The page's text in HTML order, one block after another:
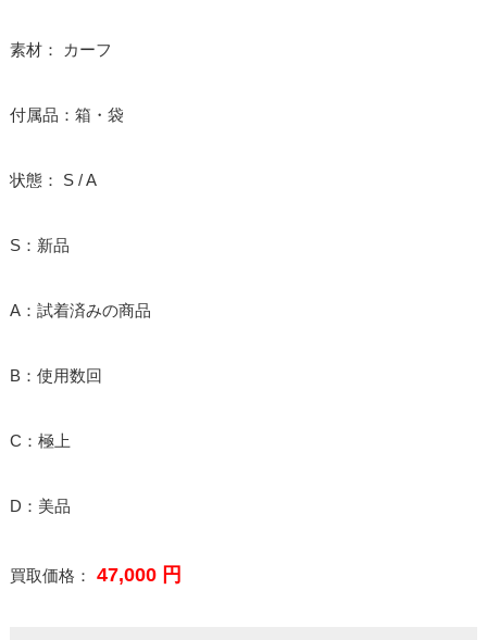
素材： カーフ
付属品：箱・袋
状態： S / A
S：新品
A：試着済みの商品
B：使用数回
C：極上
D：美品
買取価格： 47,000 円